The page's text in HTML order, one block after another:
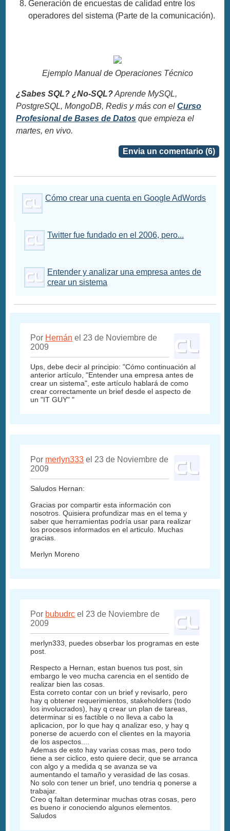
Generación de encuestas de calidad entre los
operadores del sistema (Parte de la comunicación).
Ejemplo Manual de Operaciones Técnico
¿Sabes SQL? ¿No-SQL?Aprende MySQL,
PostgreSQL, MongoDB, Redis y más con elCurso
Profesional de Bases de Datos que empieza el
martes, en vivo.
Envia un comentario (6)
Cómo crear una cuenta en Google AdWords
Twitter fue fundado en el 2006, pero...
Entender y analizar una empresa antes de
crear un sistema
Por Hernán el 23 de Noviembre de
2009
Ups, debe decir al principio: "Cómo continuación al
anterior artículo, "Entender una empresa antes de
crear un sistema", este artículo hablará de como
crear correctamente un brief desde el aspecto de
un "IT GUY" "
Por merlyn333 el 23 de Noviembre de
2009
Saludos Hernan:
Gracias por compartir esta información con
nosotros. Quisiera profundizar mas en el tema y
saber que herramientas podría usar para realizar
los procesos informados en el articulo. Muchas
gracias.
Merlyn Moreno
Por bubudrc el 23 de Noviembre de
2009
merlyn333, puedes obserbar los programas en este
post.
Respecto a Hernan, estan buenos tus post, sin
embargo le veo mucha carencia en el sentido de
realizar bien las cosas.
Esta correto contar con un brief y revisarlo, pero
hay q obtener requerimientos, stakeholders (todo
los involucrados), hay q crear un plan de tareas,
determinar si es factible o no lleva a cabo la
aplicacion, por lo que hay q analizar eso, y hay q
ponerse de acuerdo con el clientes en la mayoria
de los aspectos....
Ademas de esto hay varias cosas mas, pero todo
tiene a ser ciclico, esto quiere decir, que se arranca
con algo y a medida q se avanza se va
aumentando el tamaño y verasidad de las cosas.
No solo con tener un brief, uno tendria q ponerse a
trabajar.
Creo q faltan determinar muchas otras cosas, pero
es bueno ir conociendo algunos elementos.
Saludos